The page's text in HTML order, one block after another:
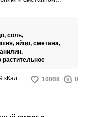
соль,
яйцо, сметана,
растительное
кКал 10068 0